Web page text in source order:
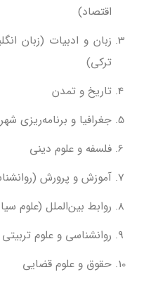
اقتصاد)
زبان و ادبیات (زبان
ترکی)
تاریخ و تمدن
جغرافیا و برنامه‌ریزی
فلسفه و علوم دینی
آموزش و پرورش
روابط بین‌الملل (علوم
روانشناسی و علوم تربیتی
حقوق و علوم قضایی